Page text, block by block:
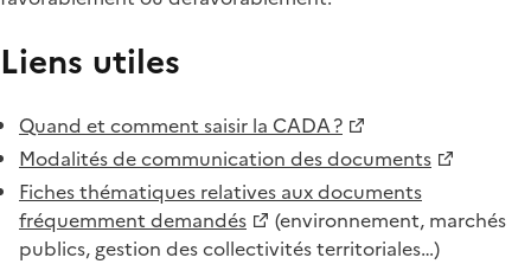
Liens utiles
Quand et comment saisir la CADA ?
Modalités de communication des documents
Fiches thématiques relatives aux documents
fréquemment demandés
(environnement, marchés
publics, gestion des collectivités territoriales…)